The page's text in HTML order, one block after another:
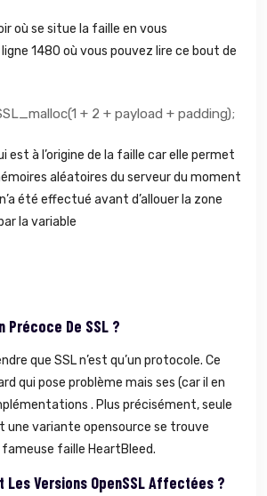
où se situe la faille en vous
1480 où vous pouvez lire ce bout de
+ 2 + payload + padding);
est à l’origine de la faille car elle permet
aléatoires du serveur du moment
été effectué avant d’allouer la zone
la variable
Précoce De SSL ?
que SSL n’est qu’un protocole. Ce
qui pose problème mais ses (car il en
. Plus précisément, seule
une variante opensource se trouve
faille HeartBleed.
Les Versions OpenSSL Affectées ?